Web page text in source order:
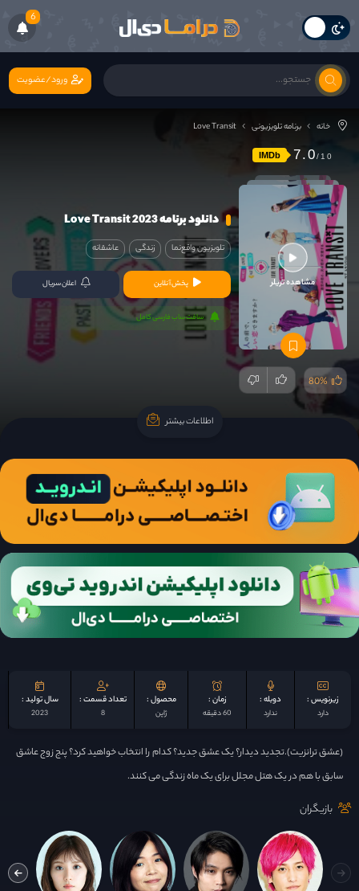
6
ورود/عضویت
خانه برنامه تلویزیونی Love Transit
IMDb 7.0
مشاهده تریلر
80%
دانلود برنامه Love Transit 2023
تلویزیون واقع‌نما زندگی عاشقانه
پخش آنلاین اعلان سریال
سافت ساب فارسی کامل
اطلاعات بیشتر
زیرنویس :
دارد
دوبله :
ندارد
زمان :
60 دقیقه
محصول :
ژاپن
تعداد قسمت :
8
سال تولید :
2023
(عشق ترانزیت).تجدید دیدار؟ یک عشق جدید؟ کدام را انتخاب خواهید کرد؟ پنج زوج عاشق
سابق با هم در یک هتل مجلل برای یک ماه زندگی می کنند.
بازیگران